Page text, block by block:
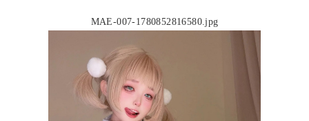
MAE-007-1780852816580.jpg